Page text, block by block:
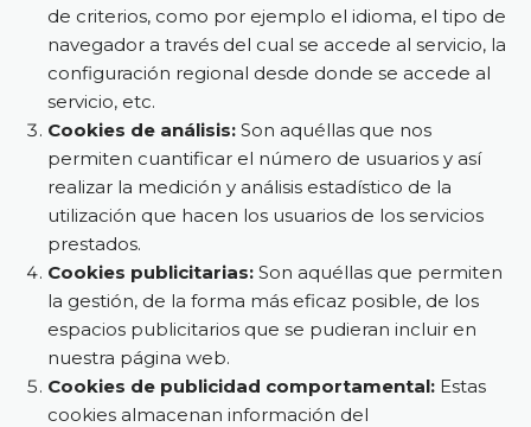
de criterios, como por ejemplo el idioma, el tipo de
navegador a través del cual se accede al servicio, la
configuración regional desde donde se accede al
servicio, etc.
Cookies de análisis: Son aquéllas que nos
permiten cuantificar el número de usuarios y así
realizar la medición y análisis estadístico de la
utilización que hacen los usuarios de los servicios
prestados.
Cookies publicitarias: Son aquéllas que permiten
la gestión, de la forma más eficaz posible, de los
espacios publicitarios que se pudieran incluir en
nuestra página web.
Cookies de publicidad comportamental: Estas
cookies almacenan información del